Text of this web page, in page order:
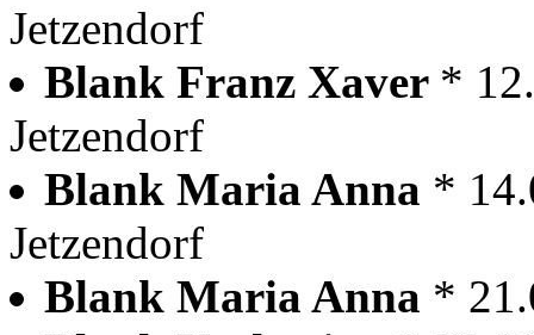
Jetzendorf
Blank Franz Xaver *
Jetzendorf
Blank Maria Anna *
Jetzendorf
Blank Maria Anna *